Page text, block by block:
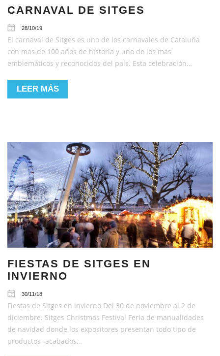
CARNAVAL DE SITGES
28/10/19
El carnaval de Sitges es uno de los carnavales de Cataluña
con más de 100 años de historia y uno de los más
emblemáticos y reconocidos del país. Esta celebración…
LEER MÁS
FIESTAS DE SITGES EN
INVIERNO
30/11/18
Fiestas de Sitges en invierno Del 30 de noviembre al 2 de
diciembre. Sitges Christmas Festival Feria de manualidades
de navidad donde los expositores presentan todo tipo de
productos -acabados…